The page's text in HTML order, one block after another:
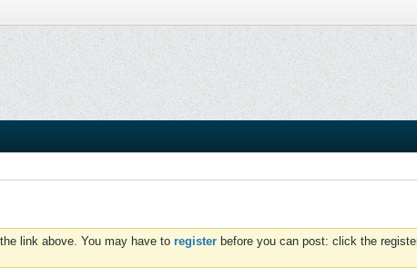
link above. You may have to register before you can post: click the